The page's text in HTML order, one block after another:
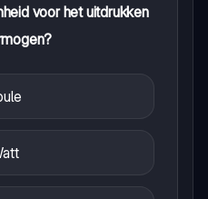
voor het uitdrukken